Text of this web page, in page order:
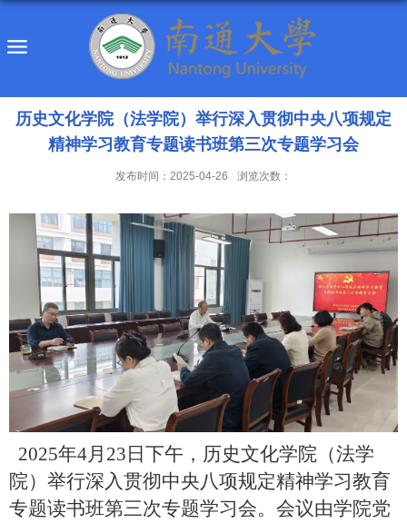
历史文化学院（法学院）举行深入贯彻中央八项规定
精神学习教育专题读书班第三次专题学习会
发布时间：2025-04-26 浏览次数：
2025年4月23日下午，历史文化学院（法学
院）举行深入贯彻中央八项规定精神学习教育
专题读书班第三次专题学习会。会议由学院党